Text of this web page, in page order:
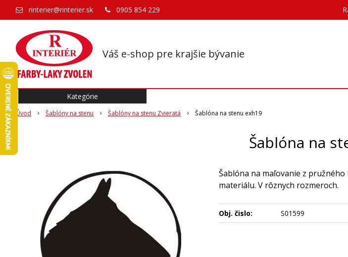
Váš e-shop pre krajšie bývanie
rinterier@rinterier.sk 0905 854 229
Úvod Šablóny na stenu Šablóny na stenu Zvieratá Šablóna na stenu exh19
Šablóna na
Šablóna na maľovanie z
materiálu. V rôznych rozmeroch.
Obj. čislo: S01599
Kategórie